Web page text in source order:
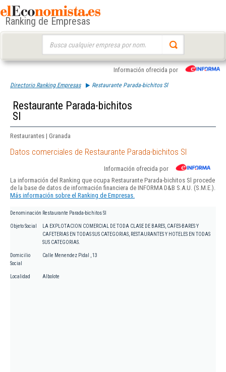
Ranking de Empresas
Información ofrecida por
Directorio Ranking Empresas Restaurante Parada-bichitos Sl
Restaurante Parada-bichitos
Sl
Restaurantes | Granada
Datos comerciales de Restaurante Parada-bichitos Sl
Información ofrecida por
La información del Ranking que ocupa Restaurante Parada-bichitos Sl procede
de la base de datos de información financiera de INFORMA D&B S.A.U. (S.M.E.).
Más información sobre el Ranking de Empresas.
Denominación Restaurante Parada-bichitos Sl
Objeto Social
LA EXPLOTACION COMERCIAL DE TODA CLASE DE BARES, CAFES-BARES Y
CAFETERIAS EN TODAS SUS CATEGORIAS, RESTAURANTES Y HOTELES EN TODAS
SUS CATEGORIAS.
Domicilio
Social
Calle Menendez Pidal , 13
Localidad Albolote